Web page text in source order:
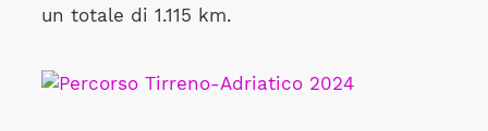
un totale di 1.115 km.